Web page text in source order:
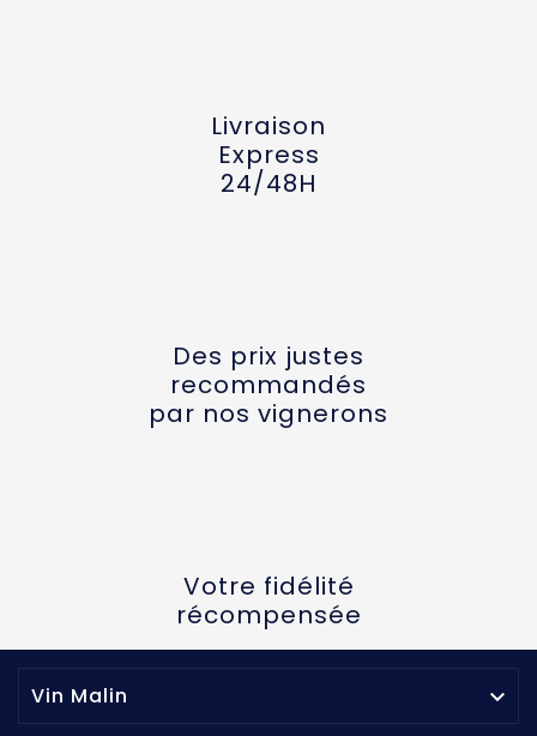
Livraison
Express
24/48H
Des prix justes
recommandés
par nos vignerons
Votre fidélité
récompensée
Vin Malin 